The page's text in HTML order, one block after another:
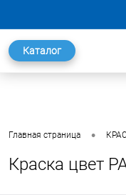
Каталог
Главная страница •
Краска цвет